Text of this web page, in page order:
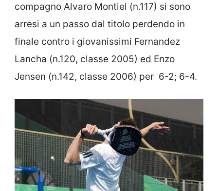
compagno Alvaro Montiel (n.117) si sono
arresi a un passo dal titolo perdendo in
finale contro i giovanissimi Fernandez
Lancha (n.120, classe 2005) ed Enzo
Jensen (n.142, classe 2006) per 6-2; 6-4.